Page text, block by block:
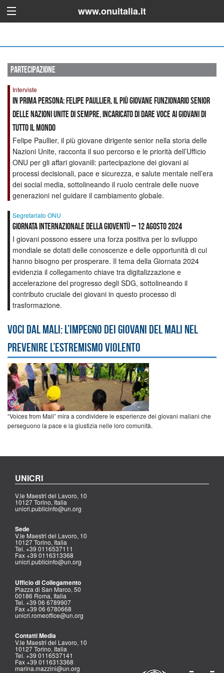
www.onuitalia.it
partecipazione
Interviste
In prima persona: Felipe Paullier, il più giovane funzionario senior
delle Nazioni Unite di sempre, incaricato di dare voce ai giovani di
tutto il mondo
Felipe Paullier, il più giovane dirigente senior nella storia delle
Nazioni Unite, racconta il suo percorso e le priorità dell’Ufficio
ONU per gli affari giovanili: partecipazione dei giovani ai
processi decisionali, pace e sicurezza, e salute mentale nell’era
dei social media, sottolineando il ruolo centrale delle nuove
generazioni nel guidare il cambiamento globale.
Segretariato ONU
Giornata internazionale della gioventù – 12 agosto 2024
I giovani possono essere una forza positiva per lo sviluppo
mondiale se dotati delle conoscenze e delle opportunità di cui
hanno bisogno per prosperare. Il tema della Giornata 2024
evidenzia il collegamento chiave tra digitalizzazione e
accelerazione del progresso degli SDG, sottolineando il
contributo cruciale dei giovani in questo processo di
trasformazione.
Voci dal Mali: l’impegno dei giovani del Mali nel
prevenire l’estremismo violento
“Voices from Mali” mira a condividere le esperienze dei giovani maliani che
perseguono la pace e la giustizia nelle loro comunità.
UNICRI
V.le Maestri del Lavoro, 10
10127 Torino, Italia
unicri.publicinfo@un.org
Sede
V.le Maestri del Lavoro, 10
10127 Torino, Italia
Tel. +39 0116537111
Fax +39 0116313368
unicri.publicinfo@un.org
Ufficio di Collegamento
Piazza di San Marco, 50
00186 Roma, Italia
Tel. +39 06 6789907
Fax +39 06 6780668
unicri.romeoffice@un.org
Contatti Media
V.le Maestri del Lavoro, 10
10127 Torino, Italia
Tel. +39 0116537141
Fax +39 0116313368
marina.mazzini@un.org